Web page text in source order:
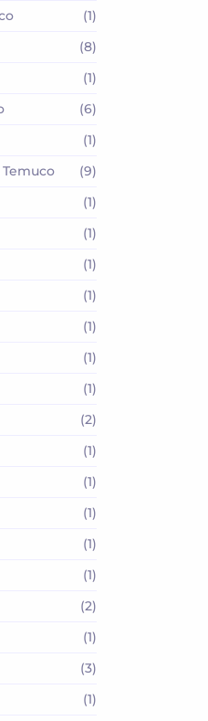
(1)
(8)
(1)
(6)
(1)
(9)
(1)
(1)
(1)
(1)
(1)
(1)
(1)
(2)
(1)
(1)
(1)
(1)
(1)
(2)
(1)
(3)
(1)